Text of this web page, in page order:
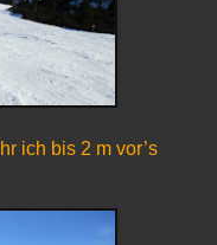
ich bis 2 m vor’s